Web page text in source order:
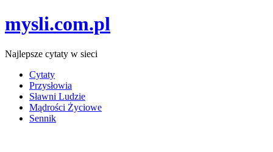
mysli.com.pl
Najlepsze cytaty w sieci
Cytaty
Przysłowia
Sławni Ludzie
Mądrości Życiowe
Sennik